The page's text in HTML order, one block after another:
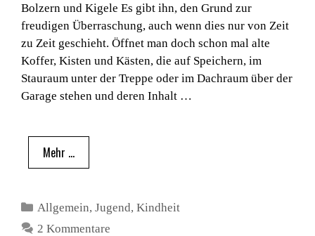
Bolzern und Kigele Es gibt ihn, den Grund zur
freudigen Überraschung, auch wenn dies nur von Zeit
zu Zeit geschieht. Öffnet man doch schon mal alte
Koffer, Kisten und Kästen, die auf Speichern, im
Stauraum unter der Treppe oder im Dachraum über der
Garage stehen und deren Inhalt …
Mehr …
Kategorien
Allgemein,Jugend,Kindheit
2 Kommentare